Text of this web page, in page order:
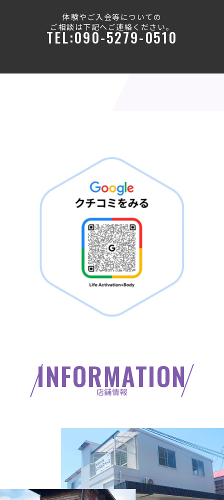
体験やご入会等についての
ご相談は下記へご連絡ください。
TEL:090-5279-0510
INFORMATION
店舗情報